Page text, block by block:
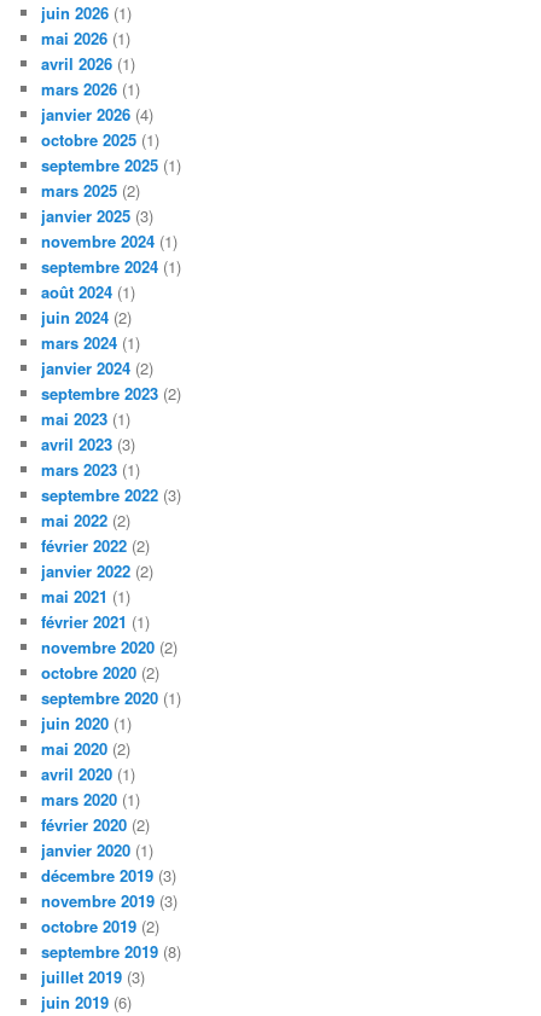
juin 2026 (1)
mai 2026 (1)
avril 2026 (1)
mars 2026 (1)
janvier 2026 (4)
octobre 2025 (1)
septembre 2025 (1)
mars 2025 (2)
janvier 2025 (3)
novembre 2024 (1)
septembre 2024 (1)
août 2024 (1)
juin 2024 (2)
mars 2024 (1)
janvier 2024 (2)
septembre 2023 (2)
mai 2023 (1)
avril 2023 (3)
mars 2023 (1)
septembre 2022 (3)
mai 2022 (2)
février 2022 (2)
janvier 2022 (2)
mai 2021 (1)
février 2021 (1)
novembre 2020 (2)
octobre 2020 (2)
septembre 2020 (1)
juin 2020 (1)
mai 2020 (2)
avril 2020 (1)
mars 2020 (1)
février 2020 (2)
janvier 2020 (1)
décembre 2019 (3)
novembre 2019 (3)
octobre 2019 (2)
septembre 2019 (8)
juillet 2019 (3)
juin 2019 (6)